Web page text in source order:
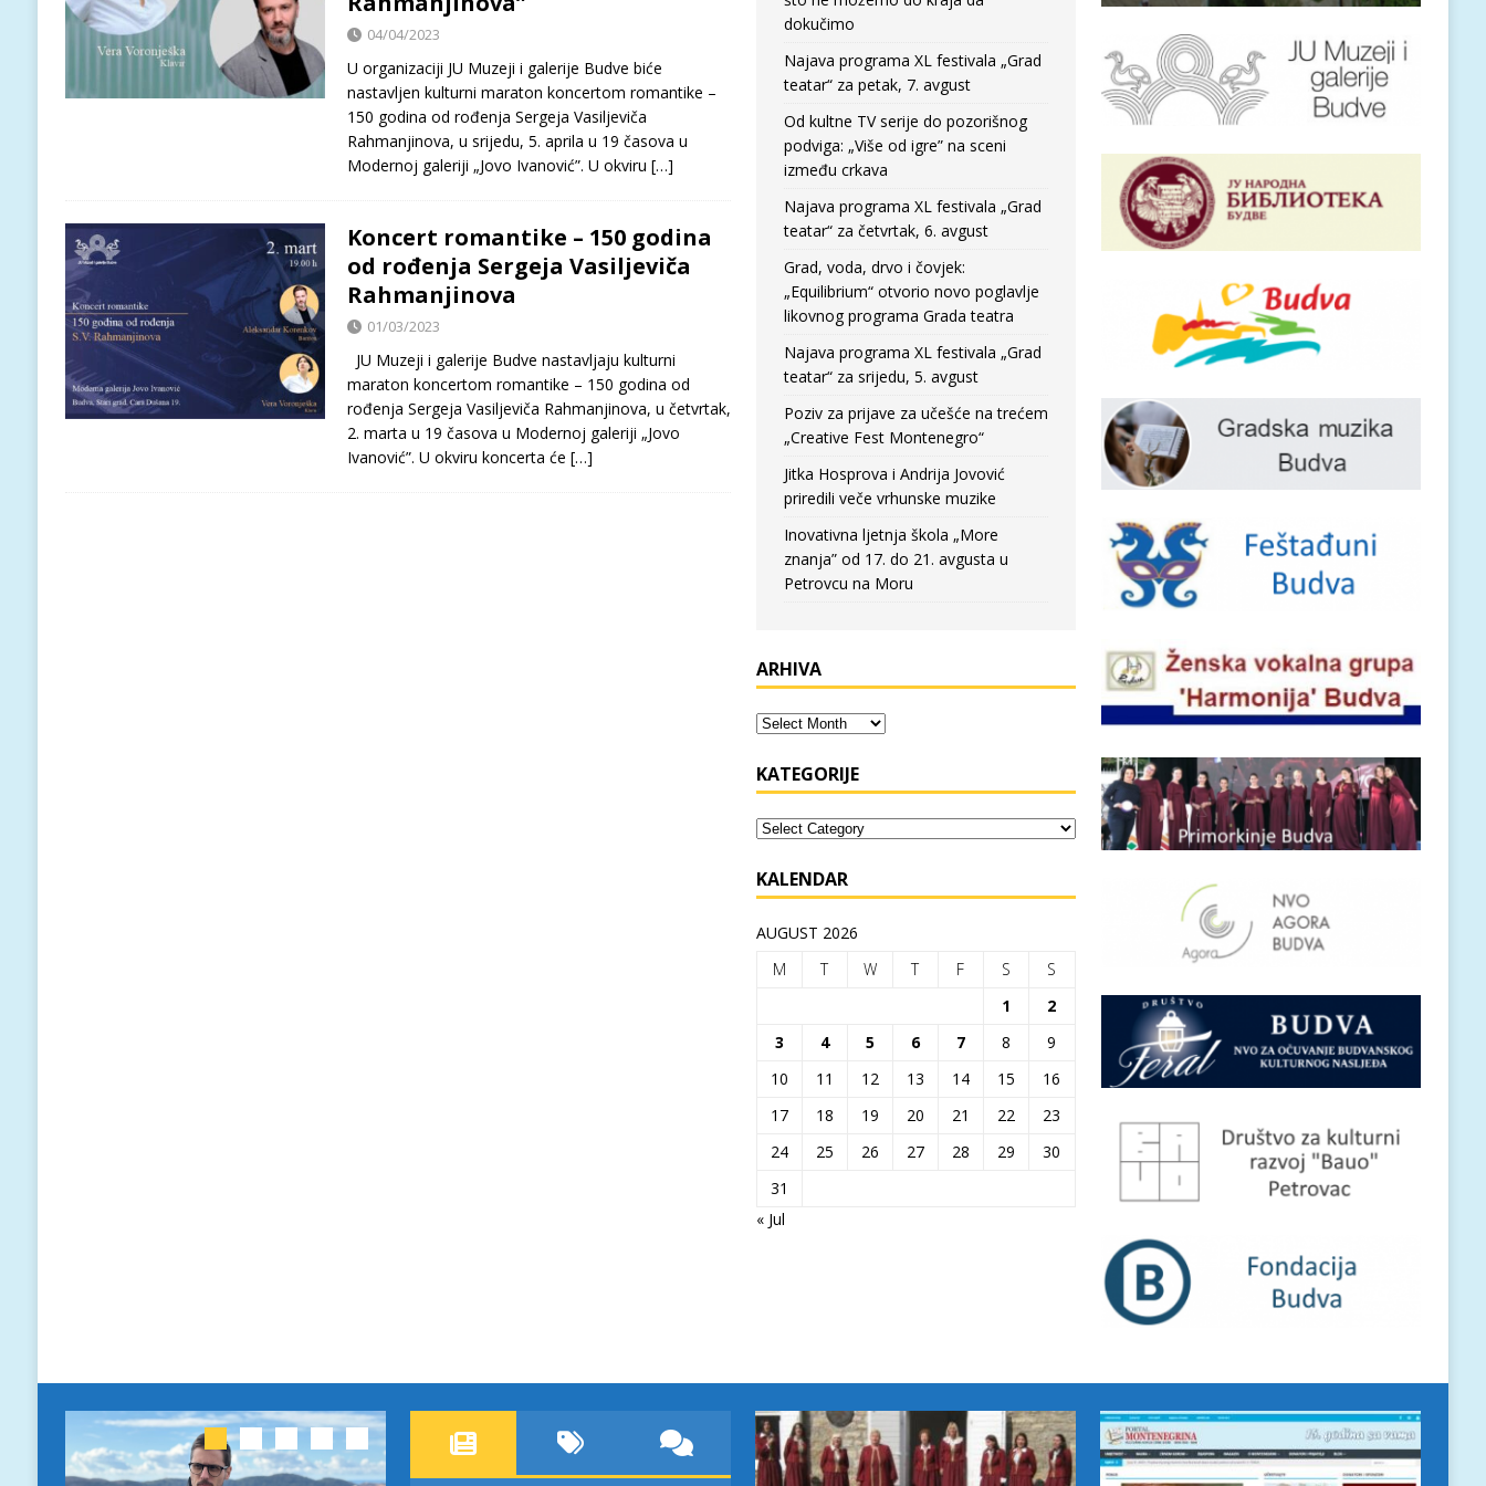
04/04/2023
U organizaciji JU Muzeji i galerije Budve biće
nastavljen kulturni maraton koncertom romantike –
150 godina od rođenja Sergeja Vasiljeviča
Rahmanjinova, u srijedu, 5. aprila u 19 časova u
Modernoj galeriji „Jovo Ivanović”. U okviru […]
Koncert romantike – 150 godina
od rođenja Sergeja Vasiljeviča
Rahmanjinova
01/03/2023
JU Muzeji i galerije Budve nastavljaju kulturni
maraton koncertom romantike – 150 godina od
rođenja Sergeja Vasiljeviča Rahmanjinova, u četvrtak,
2. marta u 19 časova u Modernoj galeriji „Jovo
Ivanović”. U okviru koncerta će […]
dokučimo
Najava programa XL festivala „Grad
teatar“ za petak, 7. avgust
Od kultne TV serije do pozorišnog
podviga: „Više od igre” na sceni
između crkava
Najava programa XL festivala „Grad
teatar“ za četvrtak, 6. avgust
Grad, voda, drvo i čovjek:
„Equilibrium“ otvorio novo poglavlje
likovnog programa Grada teatra
Najava programa XL festivala „Grad
teatar“ za srijedu, 5. avgust
Poziv za prijave za učešće na trećem
„Creative Fest Montenegro“
Jitka Hosprova i Andrija Jovović
priredili veče vrhunske muzike
Inovativna ljetnja škola „More
znanja” od 17. do 21. avgusta u
Petrovcu na Moru
ARHIVA
KATEGORIJE
KALENDAR
AUGUST 2026
M
T W T F S
S
1
2
3
4 5 6 7 8
9
10
11 12 13 14 15
16
17
18 19 20 21 22
23
24
25 26 27 28 29
30
31
« Jul